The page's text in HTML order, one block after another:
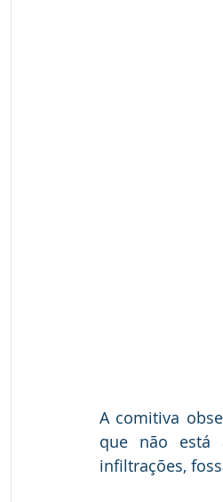
A comitiva
que não está
infiltrações,